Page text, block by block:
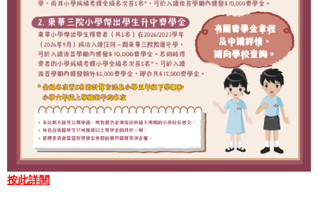
按此詳閱